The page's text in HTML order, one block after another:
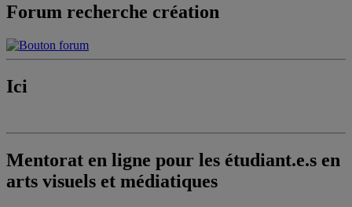
Forum recherche création
Ici
Mentorat en ligne pour les étudiant.e.s en
arts visuels et médiatiques